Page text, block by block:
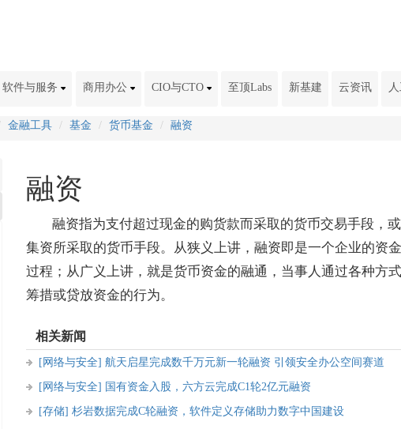
软件与服务 商用办公 CIO与CTO 至顶Labs 新基建 云资讯
金融工具 基金 货币基金 融资
融资
融资指为支付超过现金的购货款而采取的货币交易手段，
集资所采取的货币手段。从狭义上讲，融资即是一个企业的资
过程；从广义上讲，就是货币资金的融通，当事人通过各种方
筹措或贷放资金的行为。
相关新闻
[网络与安全] 航天启星完成数千万元新一轮融资 引领安全办公空间赛道
[网络与安全] 国有资金入股，六方云完成C1轮2亿元融资
[存储] 杉岩数据完成C轮融资，软件定义存储助力数字中国建设